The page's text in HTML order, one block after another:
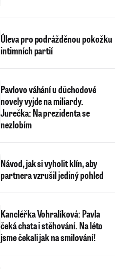
Úleva pro podrážděnou pokožku
intimních partií
Pavlovo váhání u důchodové
novely vyjde na miliardy.
Jurečka: Na prezidenta se
nezlobím
Návod, jak si vyholit klín, aby
partnera vzrušil jediný pohled
Kancléřka Vohralíková: Pavla
čeká chata i stěhování. Na léto
jsme čekali jak na smilování!